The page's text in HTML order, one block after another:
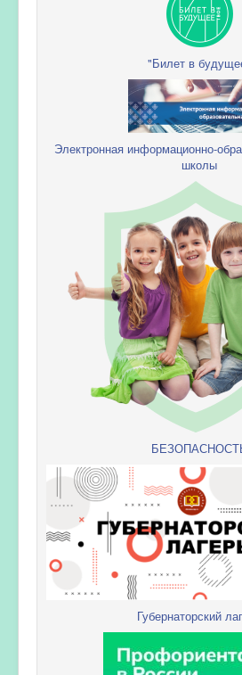
"Билет в
Электронная информационно-
школы
Губернаторский